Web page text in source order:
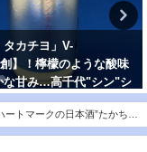
タカチヨ」V-
】！檸檬のような酸味
な甘み…高千代"シン"シ
ートマークの日本酒”たかち